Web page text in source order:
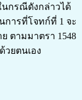
กรณีดังกล่าวได้
ารที่โจทก์ที่ 1 จะ
ตามมาตรา 1548
วยตนเอง